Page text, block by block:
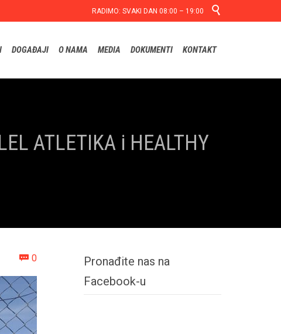
RADIMO: SVAKI DAN 08:00 – 19:00 
DOGAĐAJI O NAMA MEDIA DOKUMENTI KONTAKT
ATLETIKA i HEALTHY
 0Comments
Pronađite nas na
Facebook-u